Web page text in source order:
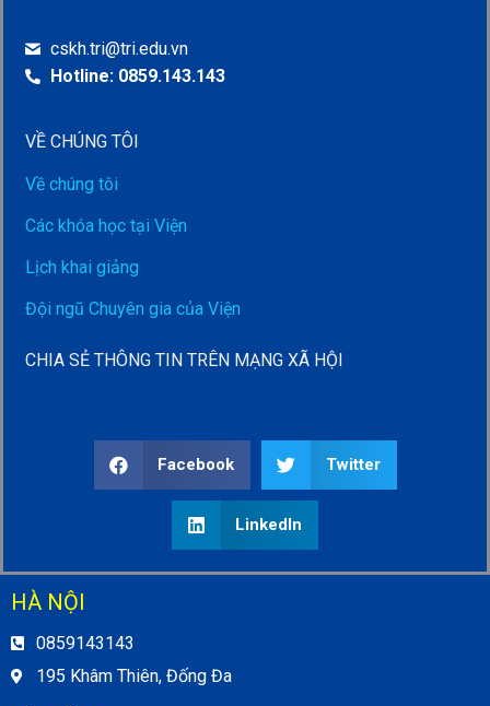
cskh.tri@tri.edu.vn
Hotline: 0859.143.143
VỀ CHÚNG TÔI
Về chúng tôi
Các khóa học tại Viện
Lịch khai giảng
Đội ngũ Chuyên gia của Viện
CHIA SẺ THÔNG TIN TRÊN MẠNG XÃ HỘI
Facebook Twitter
LinkedIn
HÀ NỘI
0859143143
195 Khâm Thiên, Đống Đa